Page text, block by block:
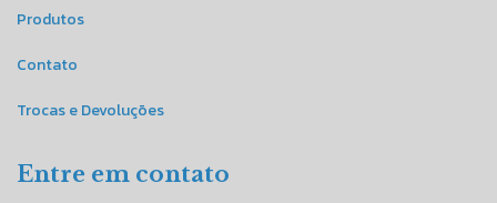
Produtos
Contato
Trocas e Devoluções
Entre em contato